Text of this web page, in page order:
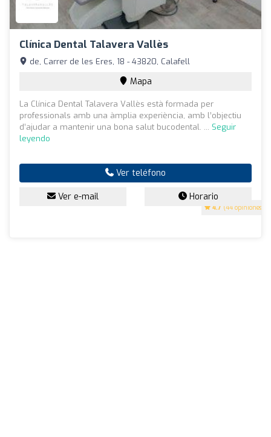
Clínica Dental Talavera Vallès
4.7 (44 opiniones)
de, Carrer de les Eres, 18 - 43820, Calafell
Mapa
La Clínica Dental Talavera Vallès està formada per
professionals amb una àmplia experiència, amb l’objectiu
d’ajudar a mantenir una bona salut bucodental. ... Seguir
leyendo
Ver teléfono
Ver e-mail Horario